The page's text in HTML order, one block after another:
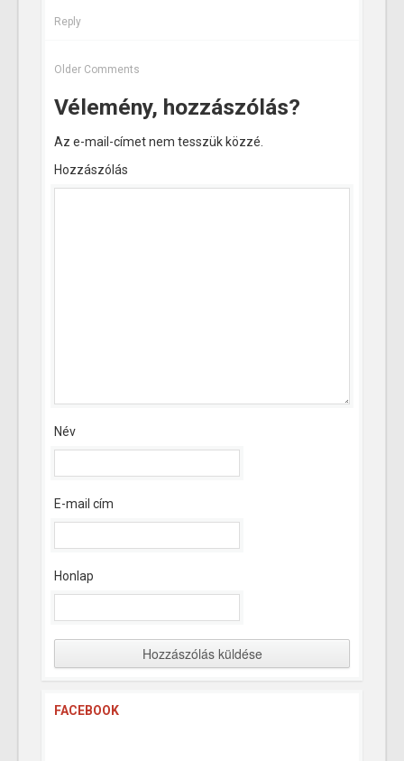
Reply
Older Comments
Vélemény, hozzászólás?
Az e-mail-címet nem tesszük közzé.
Hozzászólás
Név
E-mail cím
Honlap
FACEBOOK